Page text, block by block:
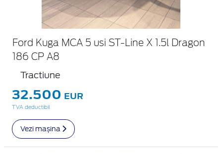
Ford Kuga MCA 5 usi ST-Line X 1.5l Dragon
186 CP A8
Tractiune
32.500 EUR
TVA deductibil
Vezi mașina